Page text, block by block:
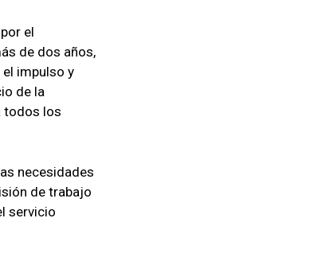
el
de dos años,
impulso y
de la
todos los
necesidades
de trabajo
servicio